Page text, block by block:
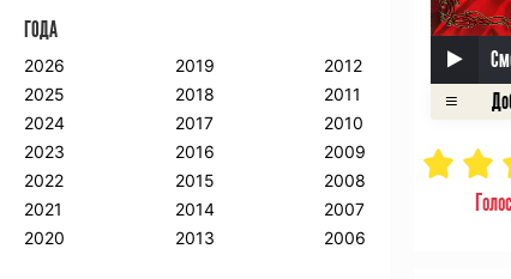
2023
2022
2021
2020
2019
2018
2017
2016
2013
2012
2011
2010
2009
2008
2005
2004
2003
2002
2001
2000
ГОДА
2026
2025
2024
2023
2022
2021
2020
2019
2018
2017
2016
2015
2014
2013
2012
2011
2010
2009
2008
2007
2006